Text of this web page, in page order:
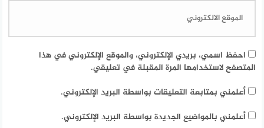
احفظ اسمي، بريدي الإلكتروني، والموقع الإلكتروني في هذا
المتصفح لاستخدامها المرة المقبلة في تعليقي.
أعلمني بمتابعة التعليقات بواسطة البريد الإلكتروني.
أعلمني بالمواضيع الجديدة بواسطة البريد الإلكتروني.